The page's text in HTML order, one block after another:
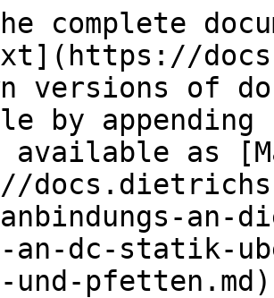
complete
versions of
by
available as
an-
an-dc-statik-
und-